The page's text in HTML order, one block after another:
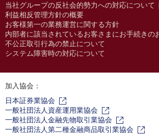
当社グループの反社会的勢力への対応について
利益相反管理方針の概要
お客様第一の業務運営に関する方針
内部者に該当されているお客さまにお手続きの
不公正取引行為の禁止について
システム障害時の対応について
加入協会：
日本証券業協会
一般社団法人資産運用業協会
一般社団法人金融先物取引業協会
一般社団法人第二種金融商品取引業協会